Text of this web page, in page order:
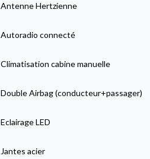
Antenne Hertzienne
Autoradio connecté
Climatisation cabine manuelle
Double Airbag (conducteur+passager)
Eclairage LED
Jantes acier